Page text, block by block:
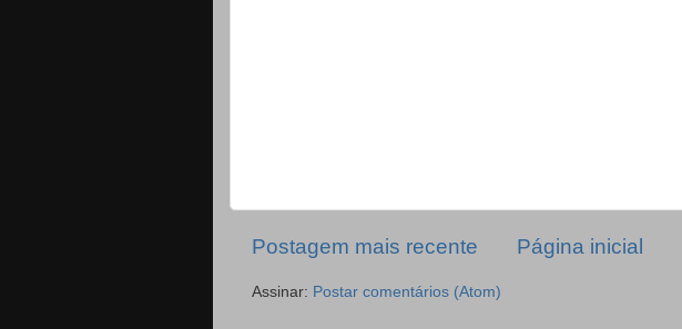
Postagem mais recente Página inicial
Assinar: Postar comentários (Atom)